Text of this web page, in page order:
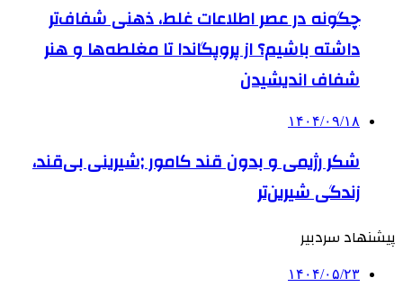
چگونه در عصر اطلاعات غلط، ذهنی شفاف‌تر
داشته باشیم؟ از پروپگاندا تا مغلطه‌ها و هنر
شفاف اندیشیدن
۱۴۰۴/۰۹/۱۸
شکر رژیمی و بدون قند کامور ;شیرینی بی‌قند،
زندگی شیرین‌تر
پیشنهاد سردبیر
۱۴۰۴/۰۵/۲۳